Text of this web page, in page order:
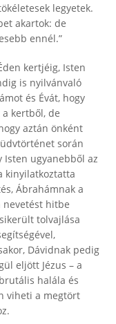
legyetek.
akartok: de
ennél.”
kertjéig, Isten
is nyilvánvaló
és Évát, hogy
kertből, de
aztán önként
során
Isten ugyanebből az
kinyilatkoztatta
Ábrahámnak a
nevetést hitbe
tolvajlása
Dávidnak pedig
eljött Jézus – a
halála és
viheti a megtört